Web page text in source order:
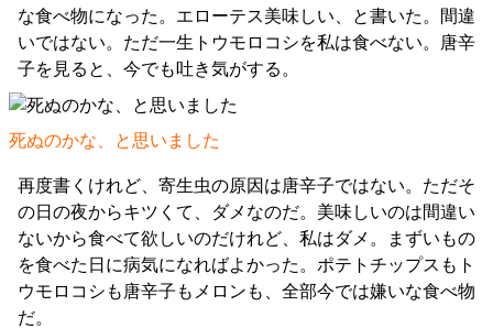
な食べ物になった。エローテス美味しい、と書いた。間違
いではない。ただ一生トウモロコシを私は食べない。唐辛
子を見ると、今でも吐き気がする。
死ぬのかな、と思いました
再度書くけれど、寄生虫の原因は唐辛子ではない。ただそ
の日の夜からキツくて、ダメなのだ。美味しいのは間違い
ないから食べて欲しいのだけれど、私はダメ。まずいもの
を食べた日に病気になればよかった。ポテトチップスもト
ウモロコシも唐辛子もメロンも、全部今では嫌いな食べ物
だ。